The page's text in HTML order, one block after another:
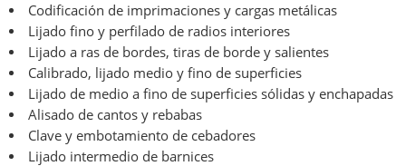
Codificación de imprimaciones y cargas metálicas
Lijado fino y perfilado de radios interiores
Lijado a ras de bordes, tiras de borde y salientes
Calibrado, lijado medio y fino de superficies
Lijado de medio a fino de superficies sólidas y enchapadas
Alisado de cantos y rebabas
Clave y embotamiento de cebadores
Lijado intermedio de barnices